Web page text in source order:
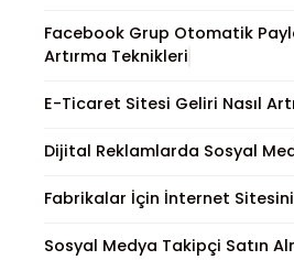
Facebook Grup Otomatik
Artırma Teknikleri
E-Ticaret Sitesi Geliri Nasıl
Dijital Reklamlarda Sosyal
Fabrikalar İçin İnternet
Sosyal Medya Takipçi Satın